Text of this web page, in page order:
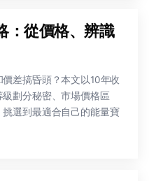
：從價格、辨識
差搞昏頭？本文以10年收
劃分秘密、市場價格區
選到最適合自己的能量寶